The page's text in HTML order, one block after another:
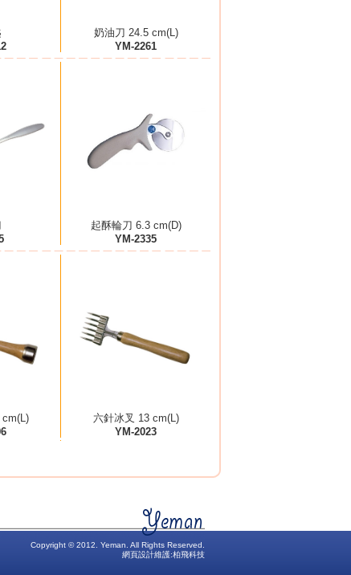
奶油刀 24.5 cm(L)
YM-2261
起酥輪刀 6.3 cm(D)
YM-2335
六針冰叉 13 cm(L)
YM-2023
Copyright © 2012. Yeman. All Rights Reserved.
網頁設計維護:柏飛科技